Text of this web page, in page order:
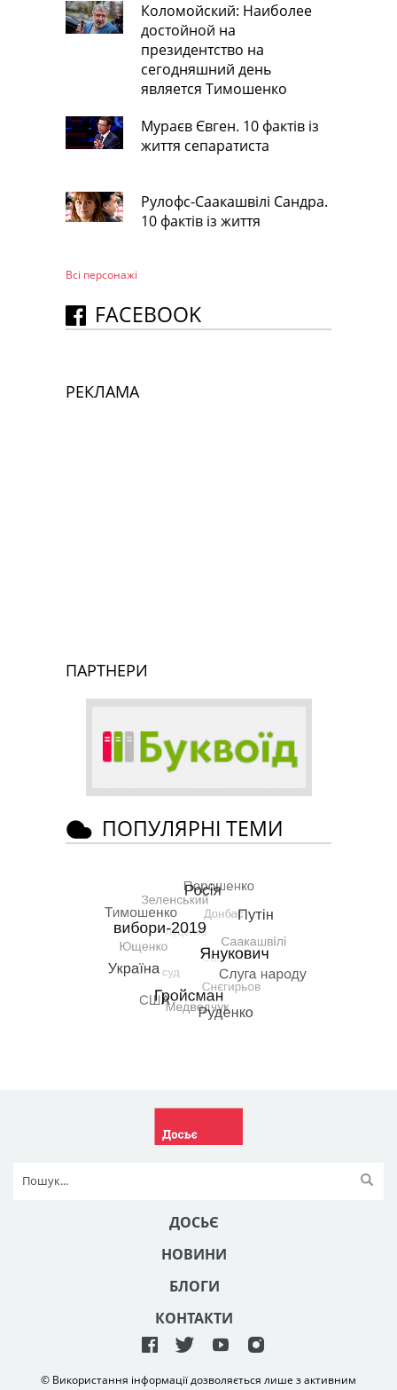
Коломойский: Наиболее
достойной на
президентство на
сегодняшний день
является Тимошенко
Мураєв Євген. 10 фактів із
життя сепаратиста
Рулофс-Саакашвілі Сандра.
10 фактів із життя
Всі персонажi
FACEBOOK
РЕКЛАМА
ПАРТНЕРИ
ПОПУЛЯРНІ ТЕМИ
ДОСЬЄ
НОВИНИ
БЛОГИ
КОНТАКТИ
© Використання інформації дозволяється лише з активним